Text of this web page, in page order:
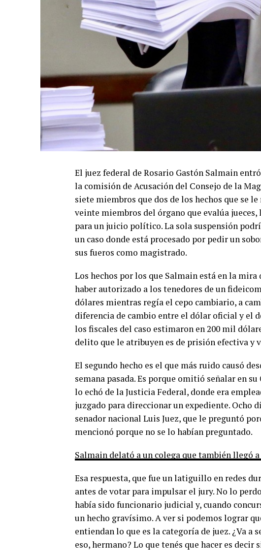
El juez federal de Rosario Gastón Salmain
la comisión de Acusación del Consejo de la
siete miembros que dos de los hechos que se
veinte miembros del órgano que evalúa
para un juicio político. La sola suspensión
un caso donde está procesado por pedir un
sus fueros como magistrado.
Los hechos por los que Salmain está en la mira
haber autorizado a los tenedores de un
dólares mientras regía el cepo cambiario, a
diferencia de cambio entre el dólar oficial y el
los fiscales del caso estimaron en 200 mil
delito que le atribuyen es de prisión efectiva y
El segundo hecho es el que más ruido causó
semana pasada. Es porque omitió señalar en
lo echó de la Justicia Federal, donde era
juzgado para direccionar un expediente. Ocho
senador nacional Luis Juez, que le preguntó
mencionó porque no se lo habían preguntado.
Salmain delató a un colega que también llegó
Esa respuesta, que fue un latiguillo en redes
antes de votar para impulsar el jury. No lo
había sido funcionario judicial y, cuando
un hecho gravísimo. A ver si podemos lograr
entiendan lo que es la categoría de juez. ¿Va a
eso, hermano? Lo que tenés que hacer es decir